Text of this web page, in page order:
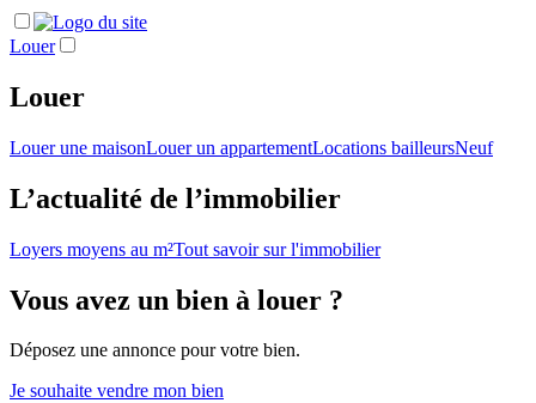
Louer
Louer
Louer une maisonLouer un appartementLocations bailleursNeuf
L’actualité de l’immobilier
Loyers moyens au m²Tout savoir sur l'immobilier
Vous avez un bien à louer ?
Déposez une annonce pour votre bien.
Je souhaite vendre mon bien